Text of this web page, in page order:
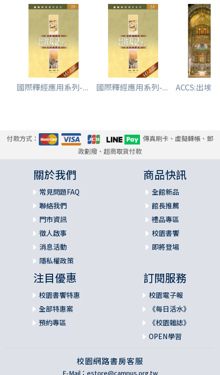
國際釋經應用系列-... 國際釋經應用系列-... ACCS:出埃
付款方式：
傳真刷卡、虛擬轉帳、郵
政劃撥、超商取貨付款
關於我們
常見問題FAQ
聯絡我們
門市資訊
徵人啟事
消息活動
隱私權政策
商品快訊
全館新品
館長推薦
禮品專區
校園書饗
即將登場
注目優惠
校園書饗特惠
全部特惠案
預約專區
訂閱服務
校園電子報
《每日活水》
《校園雜誌》
OPEN學習
校園網路書房客服
E-Mail： estore@campus.org.tw